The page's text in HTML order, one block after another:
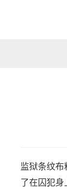
监狱条纹
了在囚犯